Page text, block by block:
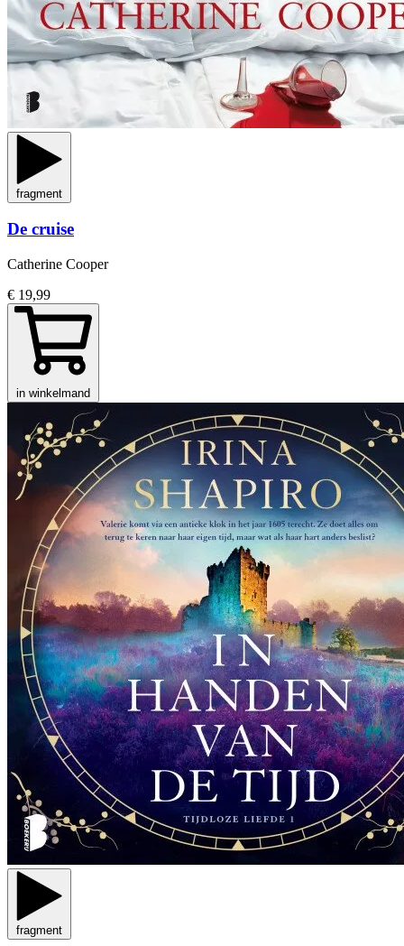
fragment
De cruise
Catherine Cooper
€ 19,99
in winkelmand
fragment